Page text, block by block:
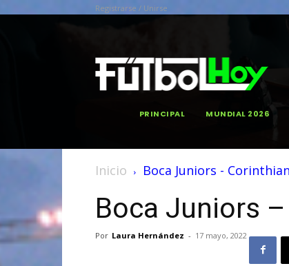
Registrarse / Unirse
PRINCIPAL MUNDIAL 2026
Inicio Boca Juniors -
Boca Juniors
Por Laura Hernández - 17 mayo, 2022